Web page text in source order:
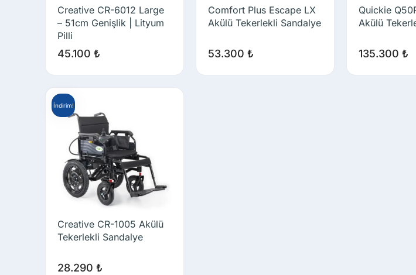
Creative CR-6012 Large
– 51cm Genişlik | Lityum
Pilli
45.100₺
Comfort Plus Escape LX
Akülü Tekerlekli Sandalye
53.300 ₺
Quickie
Akülü
135.300 ₺
Creative CR-1005 Akülü
Tekerlekli Sandalye
28.290₺
İndirim!